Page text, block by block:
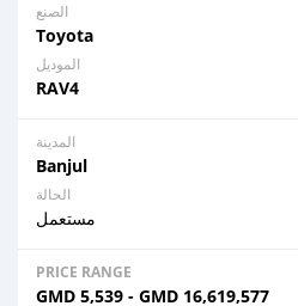
الصنع
Toyota
الموديل
RAV4
المدينة
Banjul
الحالة
مستعمل
PRICE RANGE
GMD 5,539 - GMD 16,619,577